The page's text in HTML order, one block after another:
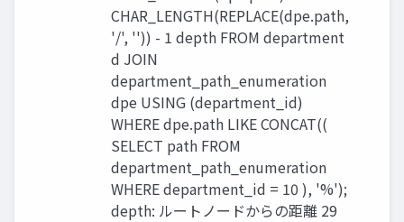
CHAR_LENGTH(REPLACE(dpe.path,
'/', '')) - 1 depth FROM department
d JOIN
department_path_enumeration
dpe USING (department_id)
WHERE dpe.path LIKE CONCAT((
SELECT path FROM
department_path_enumeration
WHERE department_id = 10 ), '%');
depth: ルートノードからの距離 29